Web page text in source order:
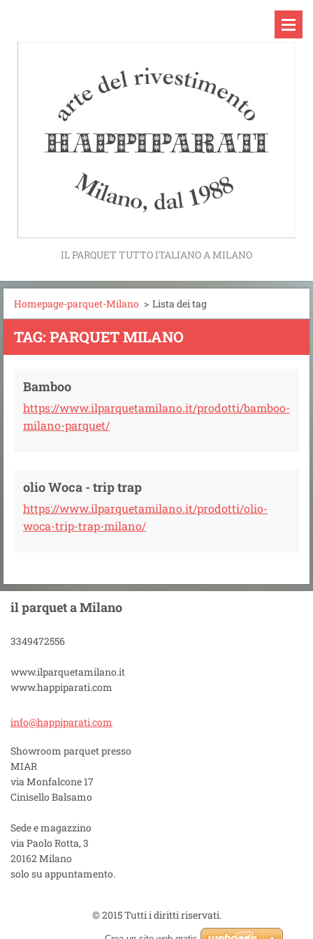
IL PARQUET TUTTO ITALIANO A MILANO
Homepage-parquet-Milano > Lista dei tag
TAG: PARQUET MILANO
Bamboo
https://www.ilparquetamilano.it/prodotti/bamboo-
milano-parquet/
olio Woca - trip trap
https://www.ilparquetamilano.it/prodotti/olio-
woca-trip-trap-milano/
il parquet a Milano
3349472556
www.ilparquetamilano.it
www.happiparati.com
info@happiparati.com
Showroom parquet presso
MIAR
via Monfalcone 17
Cinisello Balsamo
Sede e magazzino
via Paolo Rotta, 3
20162 Milano
solo su appuntamento.
© 2015 Tutti i diritti riservati.